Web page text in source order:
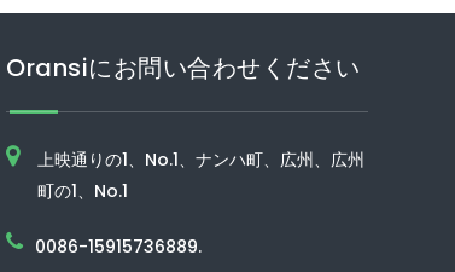
Oransiにお問い合わせください
上映通りの1、No.1、ナンハ町、広州、広州
町の1、No.1
0086-15915736889.